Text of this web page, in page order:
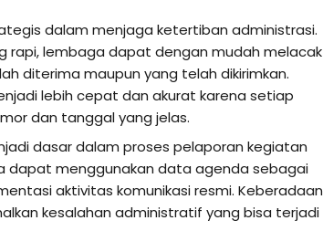
dalam menjaga ketertiban administrasi.
rapi, lembaga dapat dengan mudah melacak
diterima maupun yang telah dikirimkan.
lebih cepat dan akurat karena setiap
dan tanggal yang jelas.
dasar dalam proses pelaporan kegiatan
dapat menggunakan data agenda sebagai
aktivitas komunikasi resmi. Keberadaan
kesalahan administratif yang bisa terjadi